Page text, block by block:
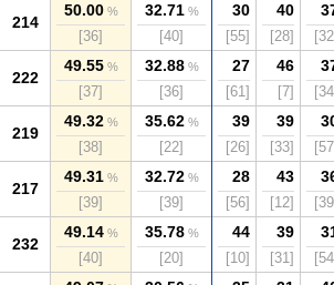
214
50.00%
[36]
32.71%
[40]
30
[55]
40
[28]
222
49.55%
[37]
32.88%
[36]
27
[61]
46
[7]
219
49.32%
[38]
35.62%
[22]
39
[26]
39
[33]
217
49.31%
[39]
32.72%
[39]
28
[56]
43
[12]
232
49.14%
[40]
35.78%
[20]
44
[10]
39
[31]